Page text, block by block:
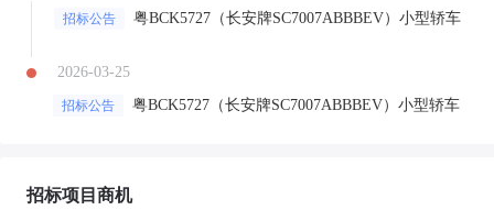
招标公告 粤BCK5727（长安牌SC7007ABBBEV）小型轿车
2026-03-25
招标公告 粤BCK5727（长安牌SC7007ABBBEV）小型轿车
招标项目商机